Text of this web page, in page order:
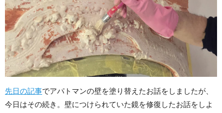
先日の記事でアパトマンの壁を塗り替えたお話をしましたが、
今日はその続き。壁につけられていた鏡を修復したお話をしよ